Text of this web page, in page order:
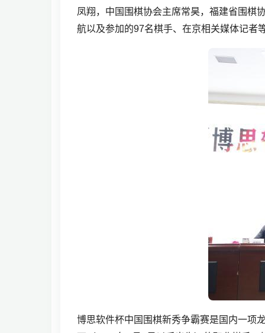
凤翔，中国围棋协会主席常昊，福建省围棋
航以及参加的97名棋手、在京相关媒体记者
博思软件杯中国围棋新秀争霸赛是国内一项